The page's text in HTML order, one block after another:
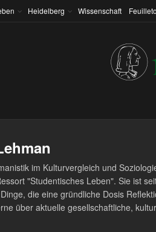
Heidelberg Wissenschaft
im Kulturvergleich und
"Studentisches Leben". Sie ist
die eine gründliche Dosis
über aktuelle gesellschaftliche,